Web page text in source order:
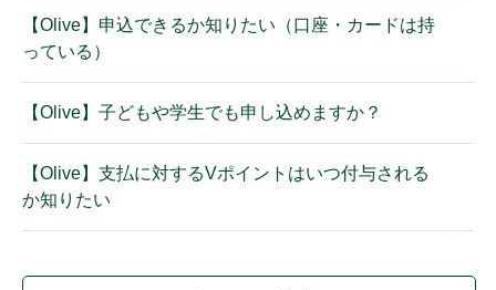
【Olive】申込できるか知りたい（口座・カードは持
っている）
【Olive】子どもや学生でも申し込めますか？
【Olive】支払に対するVポイントはいつ付与される
か知りたい